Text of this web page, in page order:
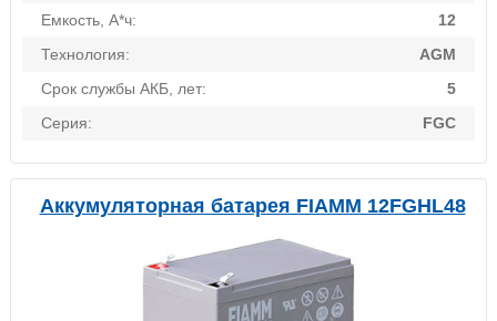
Емкость, А*ч:
12
Технология:
AGM
Срок службы АКБ, лет:
5
Серия:
FGC
Аккумуляторная батарея FIAMM 12FGHL48